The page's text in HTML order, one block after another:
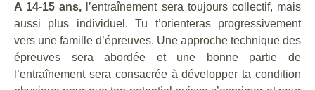
A 14-15 ans, l’entraînement sera toujours collectif, mais
aussi plus individuel. Tu t’orienteras progressivement
vers une famille d’épreuves. Une approche technique des
épreuves sera abordée et une bonne partie de
l’entraînement sera consacrée à développer ta condition